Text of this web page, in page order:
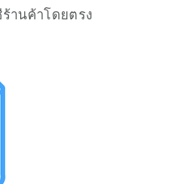
านค้าโดยตรง